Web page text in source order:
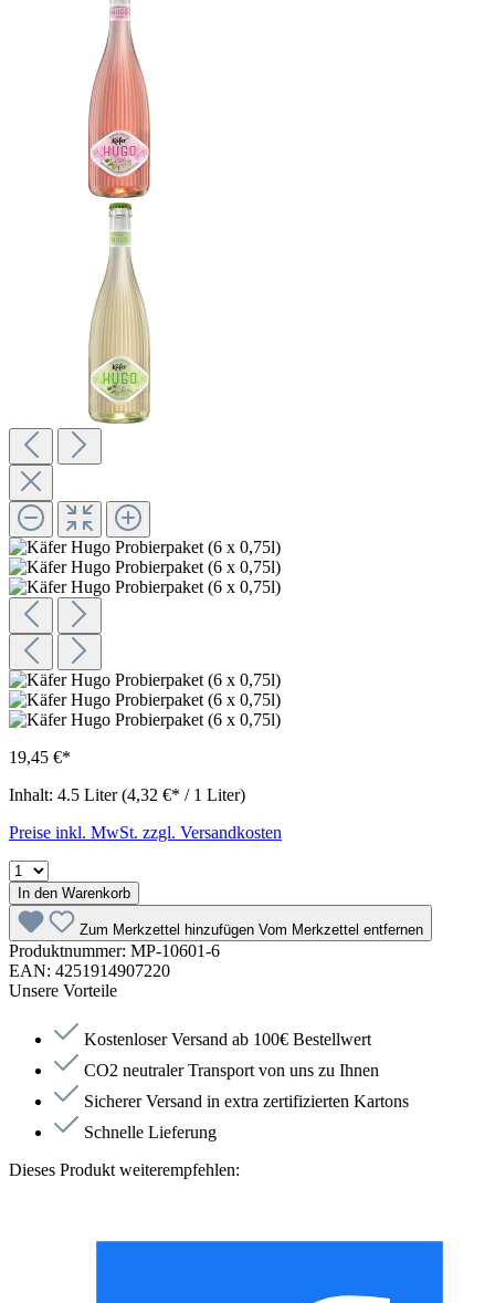
19,45 €*
Inhalt: 4.5 Liter(4,32 €* / 1 Liter)
Preise inkl. MwSt. zzgl. Versandkosten
In den Warenkorb
Zum Merkzettel hinzufügen Vom Merkzettel entfernen
Produktnummer: MP-10601-6
EAN: 4251914907220
Unsere Vorteile
Kostenloser Versand ab 100€ Bestellwert
CO2 neutraler Transport von uns zu Ihnen
Sicherer Versand in extra zertifizierten Kartons
Schnelle Lieferung
Dieses Produkt weiterempfehlen: